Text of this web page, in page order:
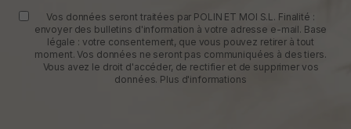
Vos données seront traitées par POLIN ET MOI S.L. Finalité :
envoyer des bulletins d'information à votre adresse e-mail. Base
légale : votre consentement, que vous pouvez retirer à tout
moment. Vos données ne seront pas communiquées à des tiers.
Vous avez le droit d'accéder, de rectifier et de supprimer vos
données. Plus d'informations